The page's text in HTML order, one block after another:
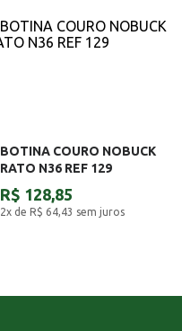
BOTINA COURO NOBUCK
RATO N36 REF 129
R$ 128,85
2x de R$ 64,43 sem juros